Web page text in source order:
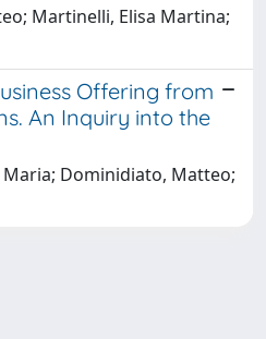
Martinelli, Elisa Martina;
Offering from
An Inquiry into the
Dominidiato, Matteo;